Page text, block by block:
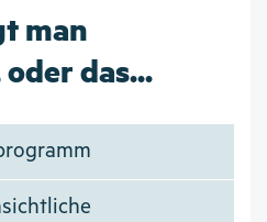
man
das...